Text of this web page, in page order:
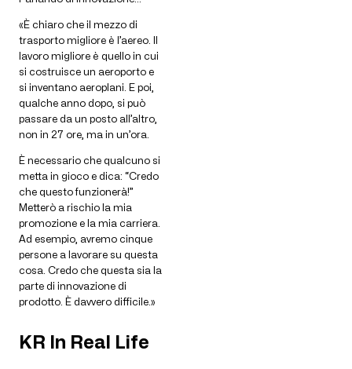
«È chiaro che il mezzo di
trasporto migliore è l’aereo. Il
lavoro migliore è quello in cui
si costruisce un aeroporto e
si inventano aeroplani. E poi,
qualche anno dopo, si può
passare da un posto all’altro,
non in 27 ore, ma in un’ora.
È necessario che qualcuno si
metta in gioco e dica: “Credo
che questo funzionerà!”
Metterò a rischio la mia
promozione e la mia carriera.
Ad esempio, avremo cinque
persone a lavorare su questa
cosa. Credo che questa sia la
parte di innovazione di
prodotto. È davvero difficile.»
KR In Real Life